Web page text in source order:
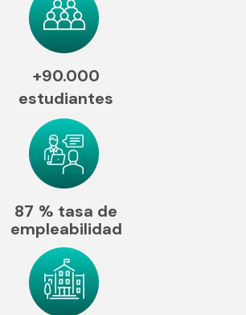
+90.000
estudiantes
87 % tasa de
empleabilidad